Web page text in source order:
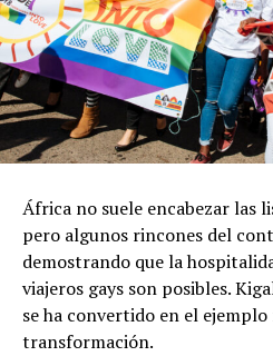
África no suele encabezar las
pero algunos rincones del
demostrando que la
viajeros gays son posibles.
se ha convertido en el
transformación.